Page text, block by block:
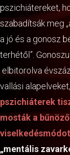
pszichiátereket,
szabadítsák meg
a jó és a gonosz
terhétől”. Gonoszul
elbitorolva
vallási alapelveket,
pszichiáterek
mosták a bűnöző
viselkedésmódot
„mentális